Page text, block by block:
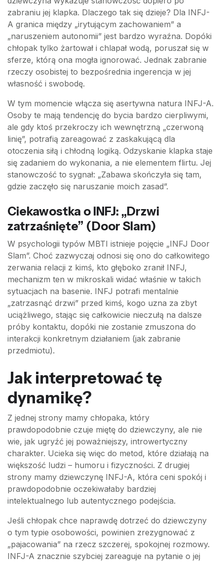
zabraniu jej klapka. Dlaczego tak się dzieje? Dla INFJ-
A granica między „irytującym zachowaniem” a
„naruszeniem autonomii” jest bardzo wyraźna. Dopóki
chłopak tylko żartował i chlapał wodą, poruszał się w
sferze, którą ona mogła ignorować. Jednak zabranie
rzeczy osobistej to bezpośrednia ingerencja w jej
własność i swobodę.
W tym momencie włącza się asertywna natura INFJ-A.
Osoby te mają tendencję do bycia bardzo cierpliwymi,
ale gdy ktoś przekroczy ich wewnętrzną „czerwoną
linię”, potrafią zareagować z zaskakującą dla
otoczenia siłą i chłodną logiką. Odzyskanie klapka staje
się zadaniem do wykonania, a nie elementem flirtu. Jej
stanowczość to sygnał: „Zabawa skończyła się tam,
gdzie zaczęło się naruszanie moich zasad”.
Ciekawostka o INFJ: „Drzwi
zatrzaśnięte” (Door Slam)
W psychologii typów MBTI istnieje pojęcie „INFJ Door
Slam”. Choć zazwyczaj odnosi się ono do całkowitego
zerwania relacji z kimś, kto głęboko zranił INFJ,
mechanizm ten w mikroskali widać właśnie w takich
sytuacjach na basenie. INFJ potrafi mentalnie
„zatrzasnąć drzwi” przed kimś, kogo uzna za zbyt
uciążliwego, stając się całkowicie nieczułą na dalsze
próby kontaktu, dopóki nie zostanie zmuszona do
interakcji konkretnym działaniem (jak zabranie
przedmiotu).
Jak interpretować tę
dynamikę?
Z jednej strony mamy chłopaka, który
prawdopodobnie czuje miętę do dziewczyny, ale nie
wie, jak ugryźć jej poważniejszy, introwertyczny
charakter. Ucieka się więc do metod, które działają na
większość ludzi – humoru i fizyczności. Z drugiej
strony mamy dziewczynę INFJ-A, która ceni spokój i
prawdopodobnie oczekiwałaby bardziej
intelektualnego lub autentycznego podejścia.
Jeśli chłopak chce naprawdę dotrzeć do dziewczyny
o tym typie osobowości, powinien zrezygnować z
„pajacowania” na rzecz szczerej, spokojnej rozmowy.
INFJ-A znacznie szybciej zareaguje na pytanie o jej